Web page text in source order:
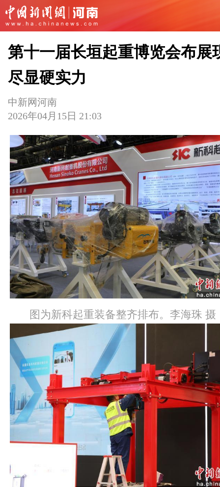
第十一届长垣起重博览会布展
尽显硬实力
中新网河南
2026年04月15日 21:03
图为新科起重装备整齐排布。李海珠 摄